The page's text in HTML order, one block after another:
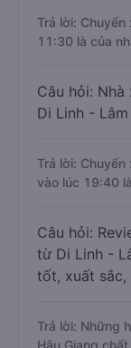
Trả lời:
11:30 là của
Câu hỏi:
Di Linh -
Trả lời:
vào lúc 19:40
Câu hỏi:
từ Di Linh -
tốt, xuất sắc,
Trả lời: Những
Hậu Giang